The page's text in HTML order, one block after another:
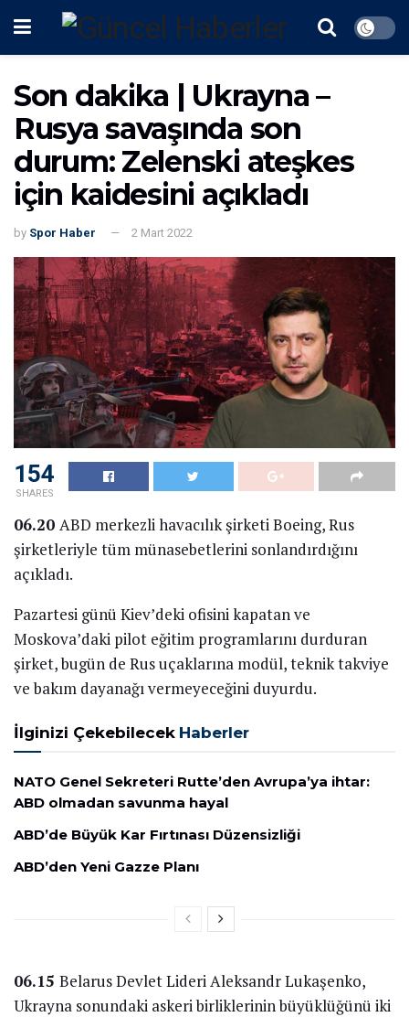
Son dakika | Ukrayna –
Rusya savaşında son
durum: Zelenski ateşkes
için kaidesini açıkladı
by Spor Haber 2 Mart 2022
154
SHARES
06.20 ABD merkezli havacılık şirketi Boeing, Rus
şirketleriyle tüm münasebetlerini sonlandırdığını
açıkladı.
Pazartesi günü Kiev’deki ofisini kapatan ve
Moskova’daki pilot eğitim programlarını durduran
şirket, bugün de Rus uçaklarına modül, teknik takviye
ve bakım dayanağı vermeyeceğini duyurdu.
İlginizi Çekebilecek Haberler
NATO Genel Sekreteri Rutte’den Avrupa’ya ihtar:
ABD olmadan savunma hayal
ABD’de Büyük Kar Fırtınası Düzensizliği
ABD’den Yeni Gazze Planı
06.15 Belarus Devlet Lideri Aleksandr Lukaşenko,
Ukrayna sonundaki askeri birliklerinin büyüklüğünü iki